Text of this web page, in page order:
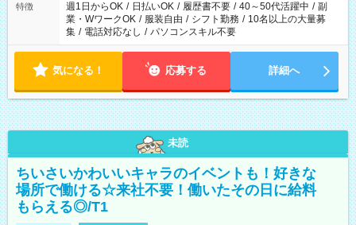
特徴 週1日からOK / 日払いOK / 履歴書不要 / 40～50代活躍中 / 副
業・WワークOK / 服装自由 / シフト勤務 / 10名以上の大量募
集 / 電話対応なし / パソコンスキル不要
気になる！ 応募する 詳細へ
未読
ちいさいかわいいキャラのイベントも！好きな
場所で働ける☆来社不要！働いたその日に給料
もらえる◎/T1